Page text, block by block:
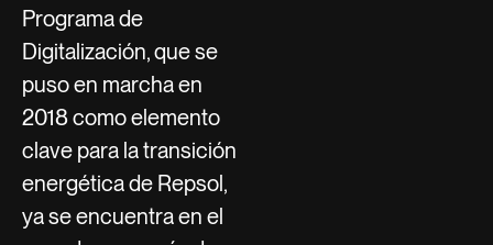
Programa de
Digitalización, que se
puso en marcha en
2018 como elemento
clave para la transición
energética de Repsol,
ya se encuentra en el